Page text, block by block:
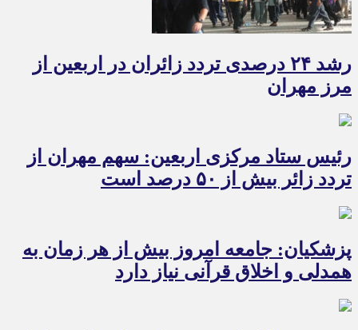
رشد ۲۴ درصدی تردد زائران در اربعین از
مرز مهران
رئیس ستاد مرکزی اربعین: سهم مهران از
تردد زائر بیش از ۵۰ درصد است
پزشکیان: جامعه امروز بیش از هر زمان به
همدلی و اخلاق قرآنی نیاز دارد